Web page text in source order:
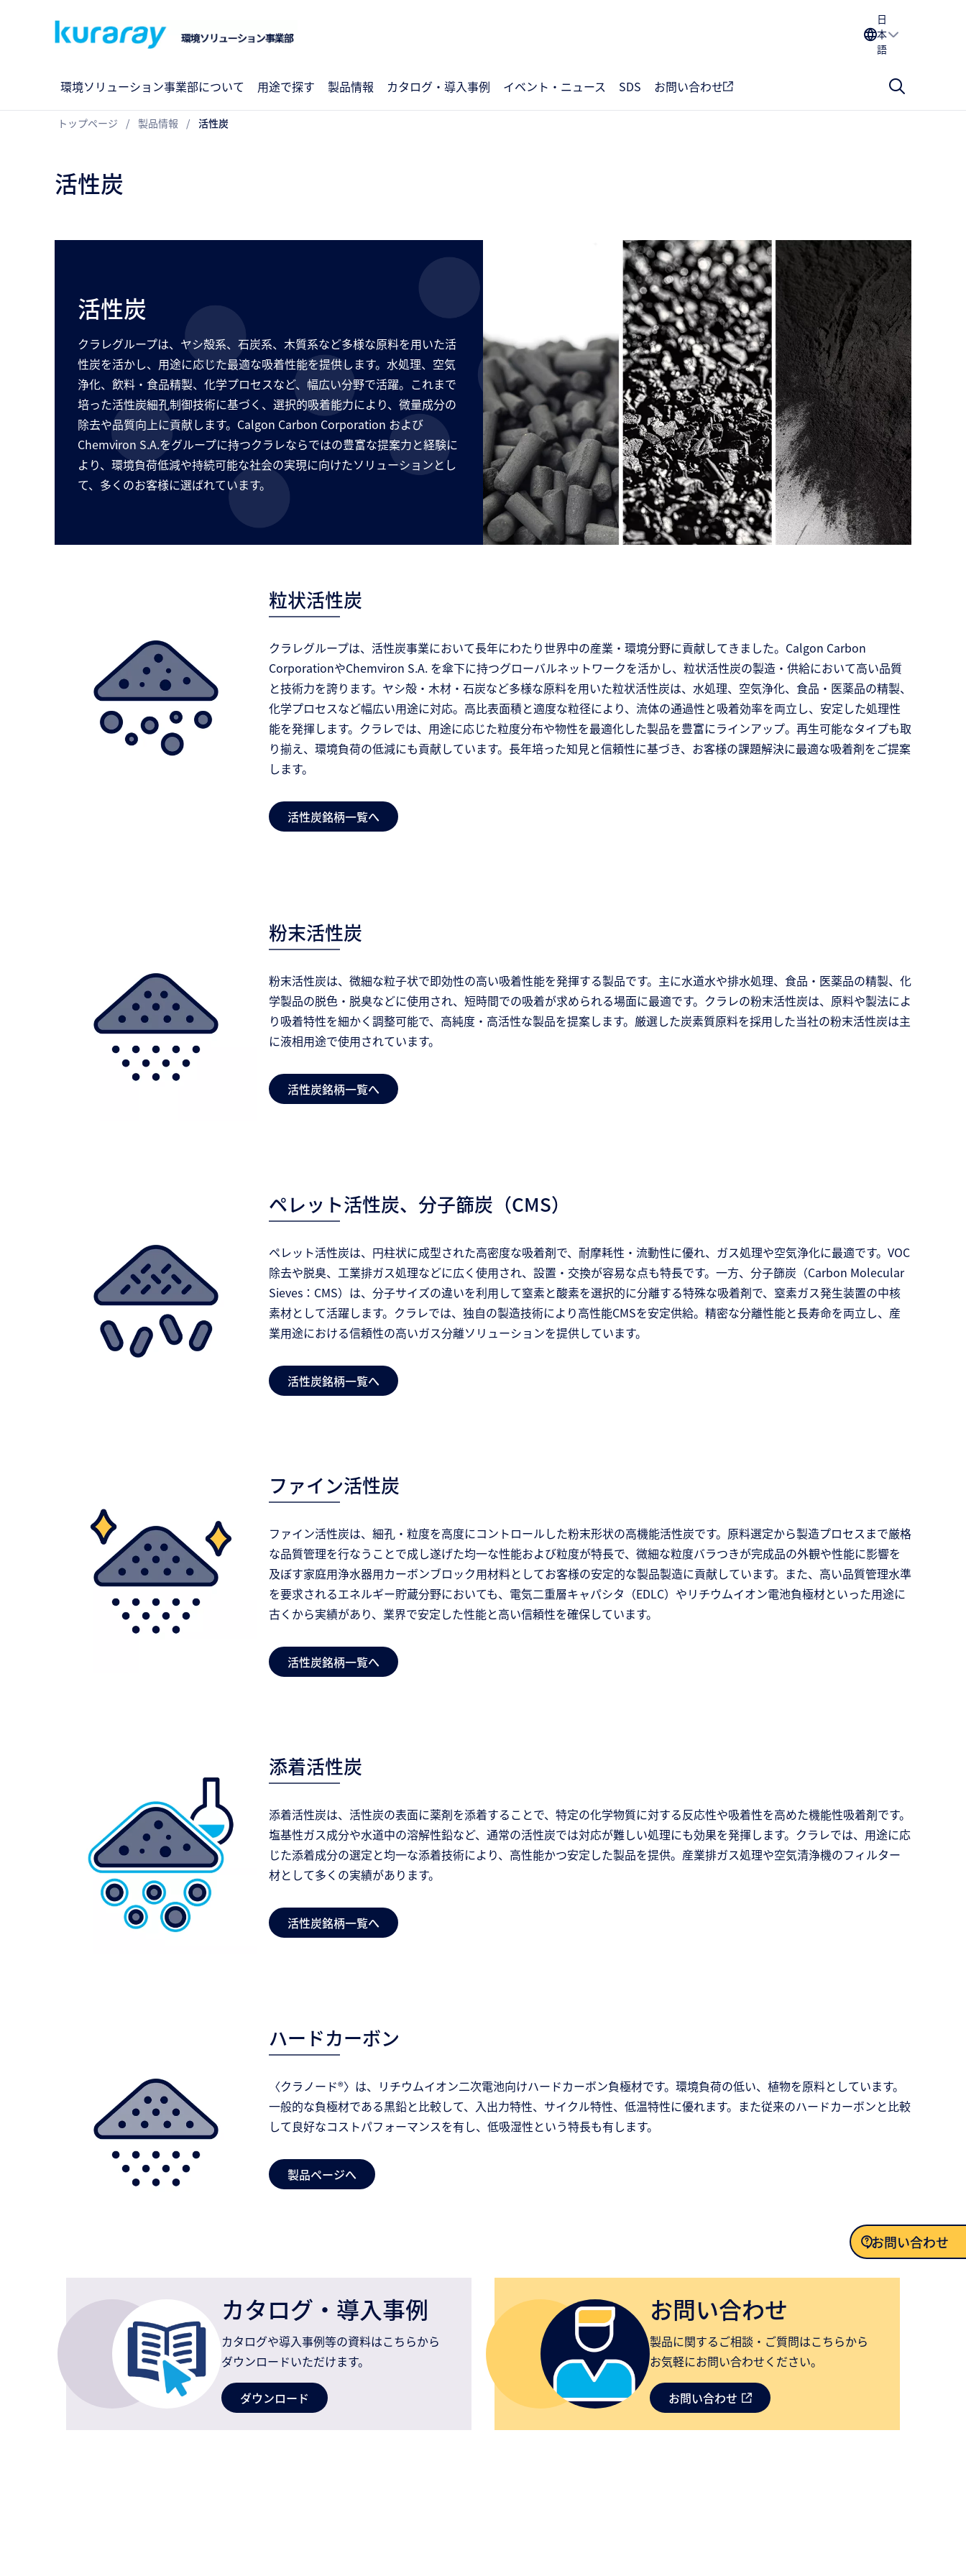
日
本
語
環境ソリューション事業部について 用途で探す 製品情報 カタログ・導入事例 イベント・ニュース SDS お問い合わせ
トップページ 製品情報 活性炭
活性炭
活性炭
クラレグループは、ヤシ殻系、石炭系、木質系など多様な原料を用いた活
性炭を活かし、用途に応じた最適な吸着性能を提供します。水処理、空気
浄化、飲料・食品精製、化学プロセスなど、幅広い分野で活躍。これまで
培った活性炭細孔制御技術に基づく、選択的吸着能力により、微量成分の
除去や品質向上に貢献します。Calgon Carbon Corporation および
Chemviron S.A.をグループに持つクラレならではの豊富な提案力と経験に
より、環境負荷低減や持続可能な社会の実現に向けたソリューションとし
て、多くのお客様に選ばれています。
粒状活性炭
クラレグループは、活性炭事業において長年にわたり世界中の産業・環境分野に貢献してきました。Calgon Carbon
CorporationやChemviron S.A. を傘下に持つグローバルネットワークを活かし、粒状活性炭の製造・供給において高い品質
と技術力を誇ります。ヤシ殻・木材・石炭など多様な原料を用いた粒状活性炭は、水処理、空気浄化、食品・医薬品の精製、
化学プロセスなど幅広い用途に対応。高比表面積と適度な粒径により、流体の通過性と吸着効率を両立し、安定した処理性
能を発揮します。クラレでは、用途に応じた粒度分布や物性を最適化した製品を豊富にラインアップ。再生可能なタイプも取
り揃え、環境負荷の低減にも貢献しています。長年培った知見と信頼性に基づき、お客様の課題解決に最適な吸着剤をご提案
します。
活性炭銘柄一覧へ
粉末活性炭
粉末活性炭は、微細な粒子状で即効性の高い吸着性能を発揮する製品です。主に水道水や排水処理、食品・医薬品の精製、化
学製品の脱色・脱臭などに使用され、短時間での吸着が求められる場面に最適です。クラレの粉末活性炭は、原料や製法によ
り吸着特性を細かく調整可能で、高純度・高活性な製品を提案します。厳選した炭素質原料を採用した当社の粉末活性炭は主
に液相用途で使用されています。
活性炭銘柄一覧へ
ペレット活性炭、分子篩炭（CMS）
ペレット活性炭は、円柱状に成型された高密度な吸着剤で、耐摩耗性・流動性に優れ、ガス処理や空気浄化に最適です。VOC
除去や脱臭、工業排ガス処理などに広く使用され、設置・交換が容易な点も特長です。一方、分子篩炭（Carbon Molecular
Sieves：CMS）は、分子サイズの違いを利用して窒素と酸素を選択的に分離する特殊な吸着剤で、窒素ガス発生装置の中核
素材として活躍します。クラレでは、独自の製造技術により高性能CMSを安定供給。精密な分離性能と長寿命を両立し、産
業用途における信頼性の高いガス分離ソリューションを提供しています。
活性炭銘柄一覧へ
ファイン活性炭
ファイン活性炭は、細孔・粒度を高度にコントロールした粉末形状の高機能活性炭です。原料選定から製造プロセスまで厳格
な品質管理を行なうことで成し遂げた均一な性能および粒度が特長で、微細な粒度バラつきが完成品の外観や性能に影響を
及ぼす家庭用浄水器用カーボンブロック用材料としてお客様の安定的な製品製造に貢献しています。また、高い品質管理水準
を要求されるエネルギー貯蔵分野においても、電気二重層キャパシタ（EDLC）やリチウムイオン電池負極材といった用途に
古くから実績があり、業界で安定した性能と高い信頼性を確保しています。
活性炭銘柄一覧へ
添着活性炭
添着活性炭は、活性炭の表面に薬剤を添着することで、特定の化学物質に対する反応性や吸着性を高めた機能性吸着剤です。
塩基性ガス成分や水道中の溶解性鉛など、通常の活性炭では対応が難しい処理にも効果を発揮します。クラレでは、用途に応
じた添着成分の選定と均一な添着技術により、高性能かつ安定した製品を提供。産業排ガス処理や空気清浄機のフィルター
材として多くの実績があります。
活性炭銘柄一覧へ
ハードカーボン
〈クラノード®〉は、リチウムイオン二次電池向けハードカーボン負極材です。環境負荷の低い、植物を原料としています。
一般的な負極材である黒鉛と比較して、入出力特性、サイクル特性、低温特性に優れます。また従来のハードカーボンと比較
して良好なコストパフォーマンスを有し、低吸湿性という特長も有します。
製品ページへ
カタログ・導入事例
カタログや導入事例等の資料はこちらから
ダウンロードいただけます。
ダウンロード
お問い合わせ
製品に関するご相談・ご質問はこちらから
お気軽にお問い合わせください。
お問い合わせ
お問い合わせ